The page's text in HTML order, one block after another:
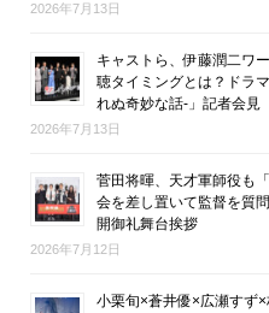
2026年7月13日
キャストら、伊藤潤二ワ
聴タイミングとは？ドラ
れぬ奇妙な話-」記者会見
2026年7月13日
菅田将暉、天才軍師役も
会を差し置いて監督を質
開御礼舞台挨拶
2026年7月12日
小栗旬×蒼井優×広瀬すず